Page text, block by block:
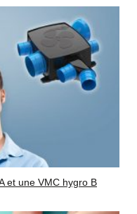
et une VMC hygro B